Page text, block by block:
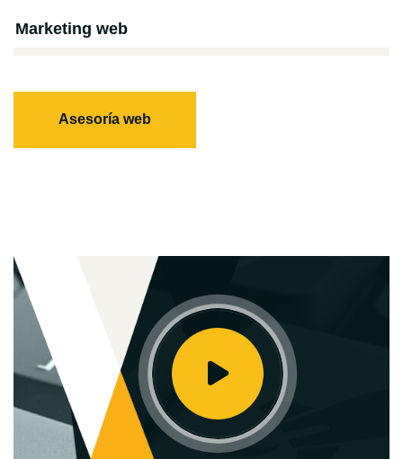
Marketing web
Asesoría web